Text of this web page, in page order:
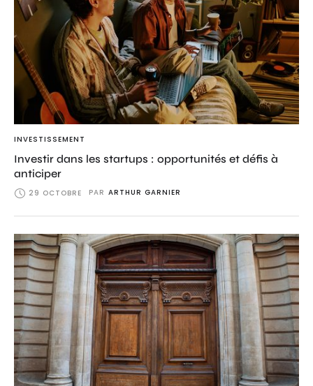
INVESTISSEMENT
Investir dans les startups : opportunités et défis à
anticiper
29 OCTOBRE PAR ARTHUR GARNIER